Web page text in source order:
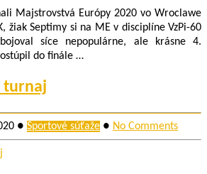
Majstrovstvá Európy 2020 vo Wroclawe
žiak Septimy si na ME v disciplíne VzPi-60
síce nepopulárne, ale krásne 4.
do finále …
turnaj
● Športové súťaže ● No Comments